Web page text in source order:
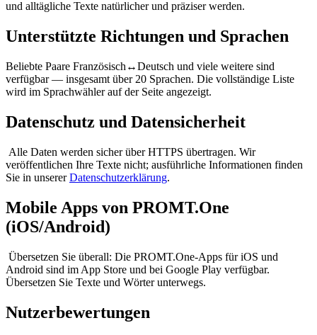
und alltägliche Texte natürlicher und präziser werden.
Unterstützte Richtungen und Sprachen
Beliebte Paare Französisch↔Deutsch und viele weitere sind
verfügbar — insgesamt über 20 Sprachen. Die vollständige Liste
wird im Sprachwähler auf der Seite angezeigt.
Datenschutz und Datensicherheit
Alle Daten werden sicher über HTTPS übertragen. Wir
veröffentlichen Ihre Texte nicht; ausführliche Informationen finden
Sie in unsererDatenschutzerklärung.
Mobile Apps von PROMT.One
(iOS/Android)
Übersetzen Sie überall: Die PROMT.One-Apps für iOS und
Android sind im App Store und bei Google Play verfügbar.
Übersetzen Sie Texte und Wörter unterwegs.
Nutzerbewertungen